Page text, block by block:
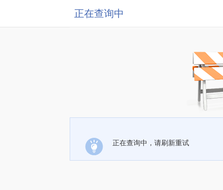
正在查询中
正在查询中，请刷新重试